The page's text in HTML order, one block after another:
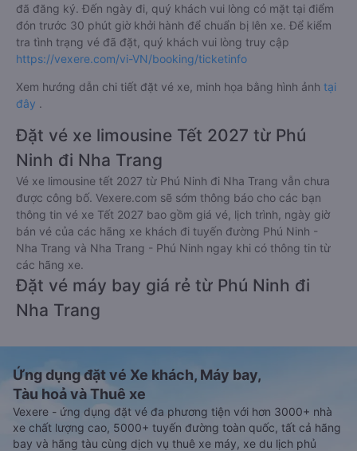
đã đăng ký. Đến ngày đi, quý khách vui lòng có mặt tại điểm
đón trước 30 phút giờ khởi hành để chuẩn bị lên xe. Để kiểm
tra tình trạng vé đã đặt, quý khách vui lòng truy cập
https://vexere.com/vi-VN/booking/ticketinfo
Xem hướng dẫn chi tiết đặt vé xe, minh họa bằng hình ảnh tại
đây .
Đặt vé xe limousine Tết 2027 từ Phú
Ninh đi Nha Trang
Vé xe limousine tết 2027 từ Phú Ninh đi Nha Trang vẫn chưa
được công bố. Vexere.com sẽ sớm thông báo cho các bạn
thông tin vé xe Tết 2027 bao gồm giá vé, lịch trình, ngày giờ
bán vé của các hãng xe khách đi tuyến đường Phú Ninh -
Nha Trang và Nha Trang - Phú Ninh ngay khi có thông tin từ
các hãng xe.
Đặt vé máy bay giá rẻ từ Phú Ninh đi
Nha Trang
Ứng dụng đặt vé Xe khách, Máy bay,
Tàu hoả và Thuê xe
Vexere - ứng dụng đặt vé đa phương tiện với hơn 3000+ nhà
xe chất lượng cao, 5000+ tuyến đường toàn quốc, tất cả hãng
bay và hãng tàu cùng dịch vụ thuê xe máy, xe du lịch phủ